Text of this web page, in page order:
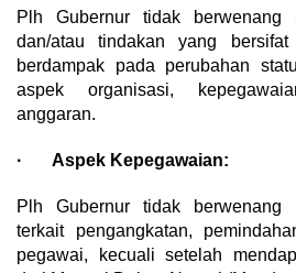
Plh Gubernur tidak berwenang
dan/atau tindakan yang
berdampak pada perubahan
aspek organisasi,
anggaran.
· Aspek Kepegawaian:
Plh Gubernur tidak berwenang
terkait pengangkatan,
pegawai, kecuali setelah